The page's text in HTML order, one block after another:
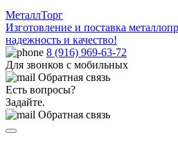
МеталлТорг
Изготовление и поставка
надежность и качество!
8 (916) 969-63-72
Для звонков с мобильных
Обратная связь
Есть вопросы?
Задайте.
Обратная связь